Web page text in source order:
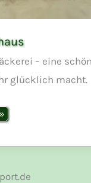
– eine
glücklich macht.